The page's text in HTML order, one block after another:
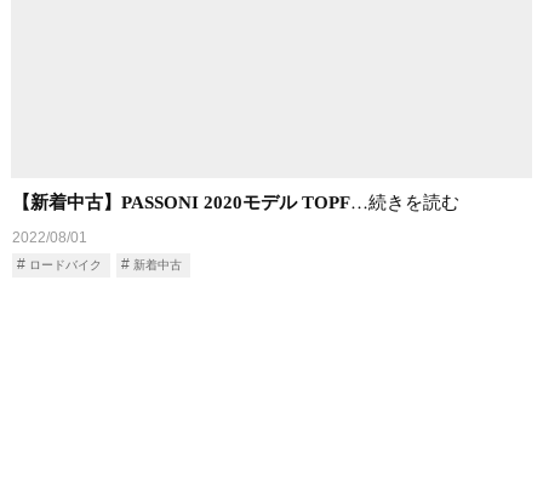
【新着中古】PASSONI 2020モデル TOPF…続きを読む
2022/08/01
ロードバイク 新着中古